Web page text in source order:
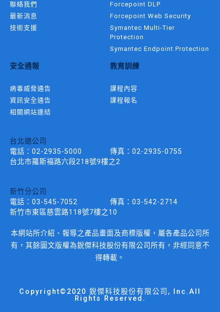
聯絡我們
最新消息
技術支援
Forcepoint DLP
Forcepoint Web Security
Symantec Multi-Tier
Protection
Symantec Endpoint Protection
安全通報
病毒威脅通告
資訊安全通告
相關網站連結
教育訓練
課程內容
課程報名
台北總公司
電話： 02-2935-5000 傳真： 02-2935-0755
台北市羅斯褔路六段218號9樓之2
新竹分公司
電話： 03-545-7052 傳真： 03-542-2714
新竹市東區慈雲路118號7樓之10
本網站所介紹、報導之產品畫面及商標版權，屬各產品公司所
有，其餘圖文版權為銳傑科技股份有限公司所有，非經同意不
得轉載。
Copyright©2020 銳傑科技股份有限公司, Inc.All
Rights Reserved.